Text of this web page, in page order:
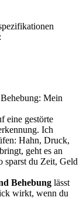
Mein
eine gestörte
Ich
Hahn, Druck,
geht es an
sparst du Zeit, Geld
Behebung lässt
wirkt, wenn du